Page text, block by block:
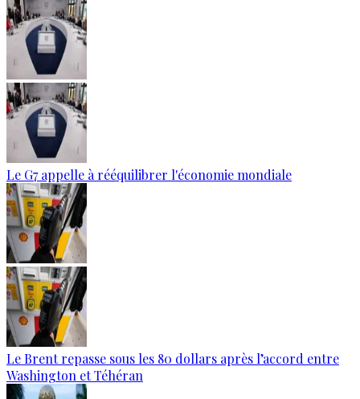
Le G7 appelle à rééquilibrer l'économie mondiale
Le Brent repasse sous les 80 dollars après l’accord entre
Washington et Téhéran